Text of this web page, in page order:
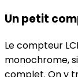
Un petit
Le compteur
monochrome,
complet. On y